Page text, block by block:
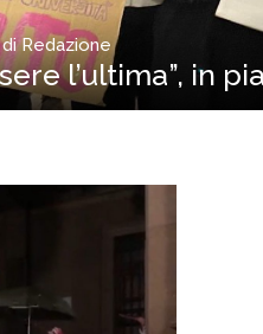
Redazione
l’ultima”, in